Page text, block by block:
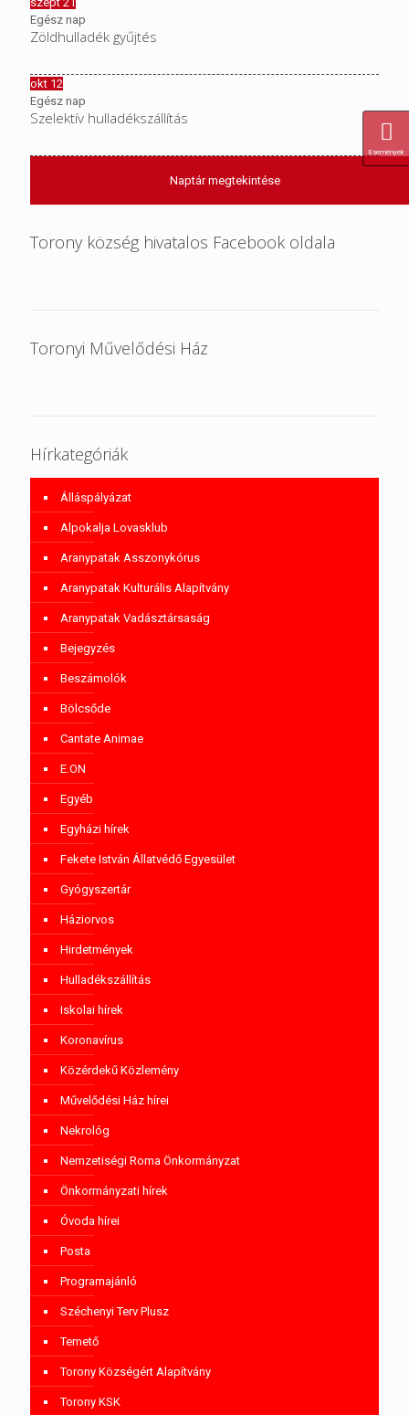
Egész nap
Zöldhulladék gyűjtés
okt 12
Egész nap
Szelektív hulladékszállítás
Naptár megtekintése
Torony község hivatalos Facebook oldala
Toronyi Művelődési Ház
Hírkategóriák
Álláspályázat
Alpokalja Lovasklub
Aranypatak Asszonykórus
Aranypatak Kulturális Alapítvány
Aranypatak Vadásztársaság
Bejegyzés
Beszámolók
Bölcsőde
Cantate Animae
E.ON
Egyéb
Egyházi hírek
Fekete István Állatvédő Egyesület
Gyógyszertár
Háziorvos
Hirdetmények
Hulladékszállítás
Iskolai hírek
Koronavírus
Közérdekű Közlemény
Művelődési Ház hírei
Nekrológ
Nemzetiségi Roma Önkormányzat
Önkormányzati hírek
Óvoda hírei
Posta
Programajánló
Széchenyi Terv Plusz
Temető
Torony Községért Alapítvány
Torony KSK
Események